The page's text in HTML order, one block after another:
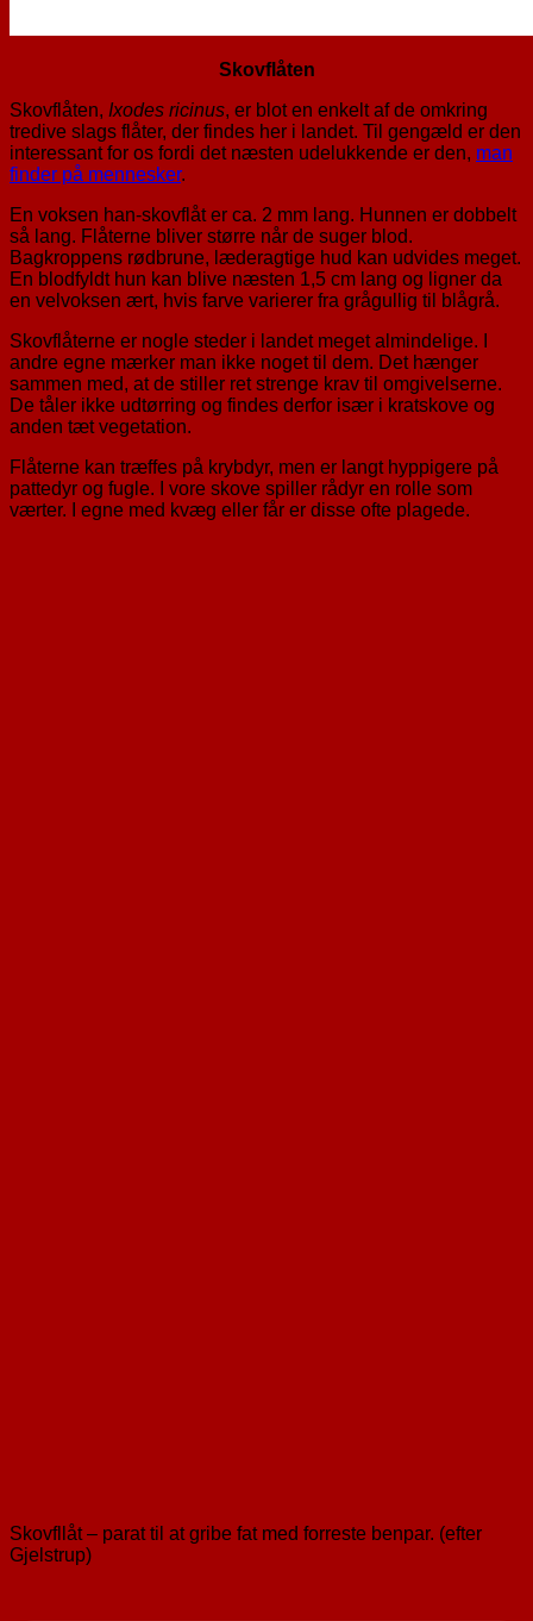
Skovflåten
Skovflåten, Ixodes ricinus, er blot en enkelt af de omkring
tredive slags flåter, der findes her i landet. Til gengæld er den
interessant for os fordi det næsten udelukkende er den, man
finder på mennesker.
En voksen han-skovflåt er ca. 2 mm lang. Hunnen er dobbelt
så lang. Flåterne bliver større når de suger blod.
Bagkroppens rødbrune, læderagtige hud kan udvides meget.
En blodfyldt hun kan blive næsten 1,5 cm lang og ligner da
en velvoksen ært, hvis farve varierer fra grågullig til blågrå.
Skovflåterne er nogle steder i landet meget almindelige. I
andre egne mærker man ikke noget til dem. Det hænger
sammen med, at de stiller ret strenge krav til omgivelserne.
De tåler ikke udtørring og findes derfor især i kratskove og
anden tæt vegetation.
Flåterne kan træffes på krybdyr, men er langt hyppigere på
pattedyr og fugle. I vore skove spiller rådyr en rolle som
værter. I egne med kvæg eller får er disse ofte plagede.
Skovfllåt – parat til at gribe fat med forreste benpar. (efter
Gjelstrup)